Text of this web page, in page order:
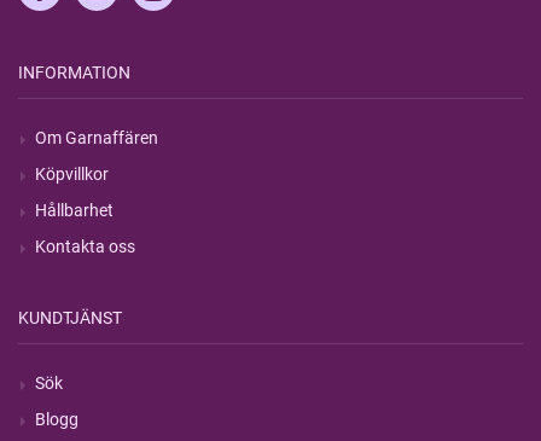
INFORMATION
Om Garnaffären
Köpvillkor
Hållbarhet
Kontakta oss
KUNDTJÄNST
Sök
Blogg